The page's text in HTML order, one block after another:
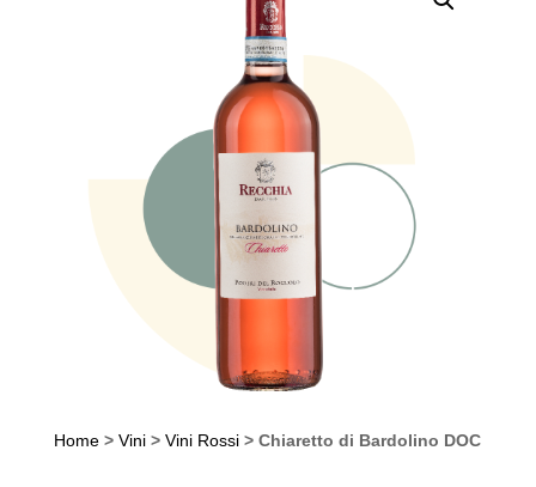
Home> Vini> Vini Rossi> Chiaretto di Bardolino DOC